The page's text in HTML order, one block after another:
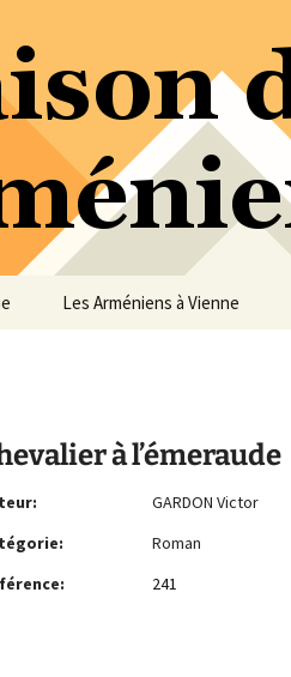
de Vienne
Les Arméniens à Vienne
à l’émeraude
GARDON Victor
Roman
241